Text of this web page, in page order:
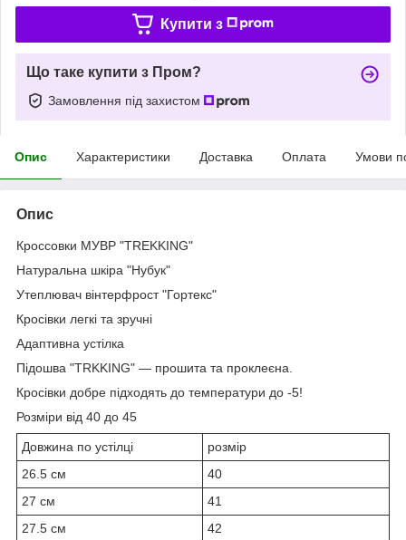
Купити з
Що таке купити з Пром?
Замовлення під захистом
Опис Характеристики Доставка Оплата Умови
Опис
Кроссовки МУВР "TREKKING"
Натуральна шкіра "Нубук"
Утеплювач вінтерфрост "Гортекс"
Кросівки легкі та зручні
Адаптивна устілка
Підошва "TRKKING" — прошита та проклеєна.
Кросівки добре підходять до температури до -5!
Розміри від 40 до 45
Довжина по устілці
розмір
26.5 см
40
27 см
41
27.5 см
42